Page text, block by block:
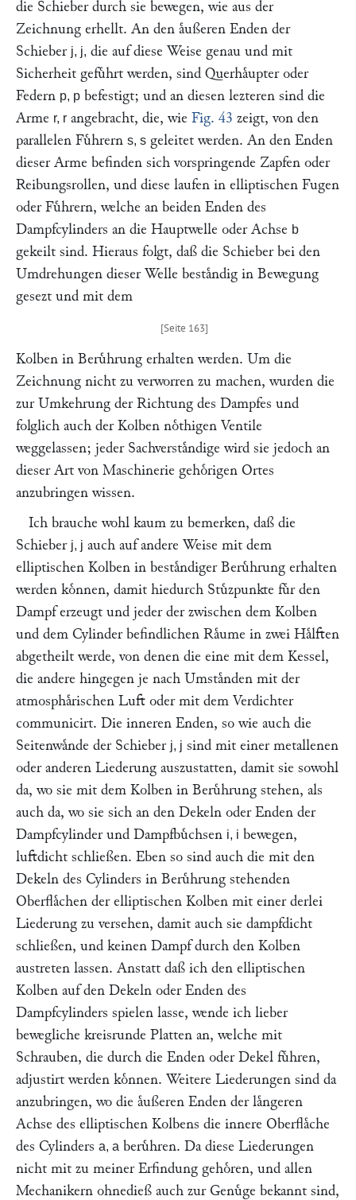
die Schieber durch sie bewegen, wie aus der
Zeichnung erhellt. An den aͤußeren Enden der
Schieber j, j, die auf diese Weise genau und mit
Sicherheit gefuͤhrt werden, sind Querhaͤupter oder
Federn p, p befestigt; und an diesen lezteren sind die
Arme r, r angebracht, die, wie Fig. 43 zeigt, von den
parallelen Fuͤhrern s, s geleitet werden. An den Enden
dieser Arme befinden sich vorspringende Zapfen oder
Reibungsrollen, und diese laufen in elliptischen Fugen
oder Fuͤhrern, welche an beiden Enden des
Dampfcylinders an die Hauptwelle oder Achse b
gekeilt sind. Hieraus folgt, daß die Schieber bei den
Umdrehungen dieser Welle bestaͤndig in Bewegung
gesezt und mit dem
Kolben in Beruͤhrung erhalten werden. Um die
Zeichnung nicht zu verworren zu machen, wurden die
zur Umkehrung der Richtung des Dampfes und
folglich auch der Kolben noͤthigen Ventile
weggelassen; jeder Sachverstaͤndige wird sie jedoch an
dieser Art von Maschinerie gehoͤrigen Ortes
anzubringen wissen.
Ich brauche wohl kaum zu bemerken, daß die
Schieber j, j auch auf andere Weise mit dem
elliptischen Kolben in bestaͤndiger Beruͤhrung erhalten
werden koͤnnen, damit hiedurch Stuͤzpunkte fuͤr den
Dampf erzeugt und jeder der zwischen dem Kolben
und dem Cylinder befindlichen Raͤume in zwei Haͤlften
abgetheilt werde, von denen die eine mit dem Kessel,
die andere hingegen je nach Umstaͤnden mit der
atmosphaͤrischen Luft oder mit dem Verdichter
communicirt. Die inneren Enden, so wie auch die
Seitenwaͤnde der Schieber j, j sind mit einer metallenen
oder anderen Liederung auszustatten, damit sie sowohl
da, wo sie mit dem Kolben in Beruͤhrung stehen, als
auch da, wo sie sich an den Dekeln oder Enden der
Dampfcylinder und Dampfbuͤchsen i, i bewegen,
luftdicht schließen. Eben so sind auch die mit den
Dekeln des Cylinders in Beruͤhrung stehenden
Oberflaͤchen der elliptischen Kolben mit einer derlei
Liederung zu versehen, damit auch sie dampfdicht
schließen, und keinen Dampf durch den Kolben
austreten lassen. Anstatt daß ich den elliptischen
Kolben auf den Dekeln oder Enden des
Dampfcylinders spielen lasse, wende ich lieber
bewegliche kreisrunde Platten an, welche mit
Schrauben, die durch die Enden oder Dekel fuͤhren,
adjustirt werden koͤnnen. Weitere Liederungen sind da
anzubringen, wo die aͤußeren Enden der laͤngeren
Achse des elliptischen Kolbens die innere Oberflaͤche
des Cylinders a, a beruͤhren. Da diese Liederungen
nicht mit zu meiner Erfindung gehoͤren, und allen
Mechanikern ohnedieß auch zur Genuͤge bekannt sind,